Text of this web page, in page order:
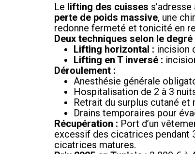
Le lifting des cuisses
perte de poids massive, une
redonne fermeté et tonicité en
Deux techniques selon le
Lifting horizontal : incision
Lifting en T inversé :
Déroulement :
Anesthésie générale
Hospitalisation de 2 à 3
Retrait du surplus cutané
Drains temporaires pour
Récupération : Port d’un
excessif des cicatrices pendant
cicatrices matures.